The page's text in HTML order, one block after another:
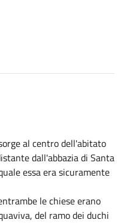
al centro dell'abitato
dall'abbazia di Santa
essa era sicuramente
le chiese erano
del ramo dei duchi